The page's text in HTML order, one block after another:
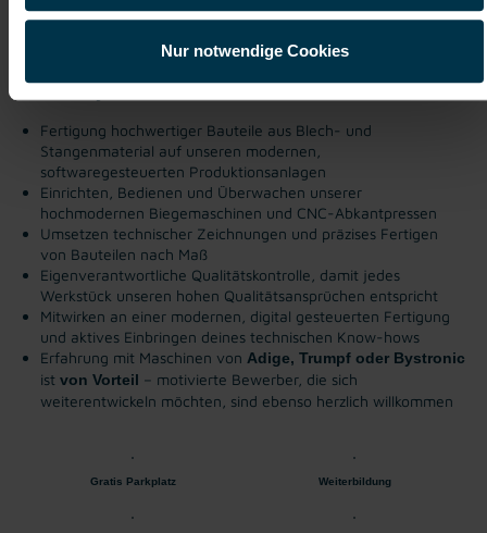
Nur notwendige Cookies
Fertigung hochwertiger Bauteile aus Blech- und
Stangenmaterial auf unseren modernen,
softwaregesteuerten Produktionsanlagen
Einrichten, Bedienen und Überwachen unserer
hochmodernen Biegemaschinen und CNC-Abkantpressen
Umsetzen technischer Zeichnungen und präzises Fertigen
von Bauteilen nach Maß
Eigenverantwortliche Qualitätskontrolle, damit jedes
Werkstück unseren hohen Qualitätsansprüchen entspricht
Mitwirken an einer modernen, digital gesteuerten Fertigung
und aktives Einbringen deines technischen Know-hows
Erfahrung mit Maschinen von Adige, Trumpf oder Bystronic
ist von Vorteil – motivierte Bewerber, die sich
weiterentwickeln möchten, sind ebenso herzlich willkommen
Gratis Parkplatz Weiterbildung